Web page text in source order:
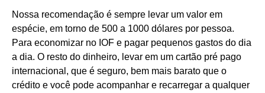
Nossa recomendação é sempre levar um valor em
espécie, em torno de 500 a 1000 dólares por pessoa.
Para economizar no IOF e pagar pequenos gastos do dia
a dia. O resto do dinheiro, levar em um cartão pré pago
internacional, que é seguro, bem mais barato que o
crédito e você pode acompanhar e recarregar a qualquer